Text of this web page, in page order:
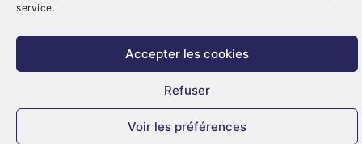
service.
Accepter les cookies
Refuser
Voir les préférences